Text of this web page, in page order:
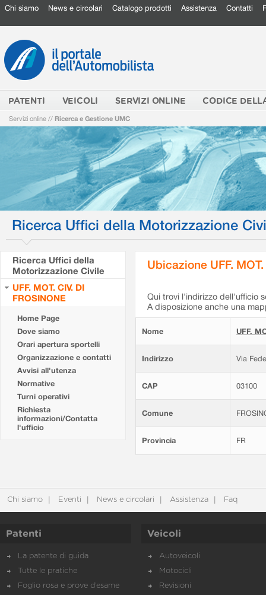
Chi siamo News e circolari Catalogo prodotti Assistenza Contatti
PATENTI VEICOLI SERVIZI ONLINE CODICE
Servizi online // Ricerca e Gestione UMC
Ricerca Uffici della Motorizzazione
Ricerca Uffici della
Motorizzazione Civile
UFF. MOT. CIV. DI
FROSINONE
Home Page
Dove siamo
Orari apertura sportelli
Organizzazione e contatti
Avvisi all'utenza
Normative
Turni operativi
Richiesta
informazioni/Contatta
l'ufficio
Ubicazione UFF.
Qui trovi l'indirizzo dell'ufficio
A disposizione anche una
Nome UFF.
Indirizzo Via
CAP 03100
Comune
Provincia FR
Chi siamo Eventi News e circolari Assistenza Faq
Patenti
La patente di guida
Tutte le pratiche
Foglio rosa e prove d’esame
Veicoli
Autoveicoli
Motocicli
Revisioni